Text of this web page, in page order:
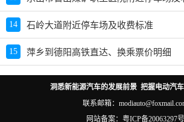
14 石岭大道附近停车场及收费标准
15 萍乡到德阳高铁直达、换乘票价明细
洞悉新能源汽车的发展前景 把握电动汽
联系邮箱：
网站备案： 粤ICP备20063297号